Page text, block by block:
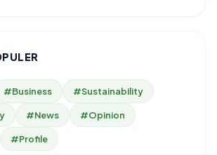
#Business #Sustainability
#News #Opinion
#Profile